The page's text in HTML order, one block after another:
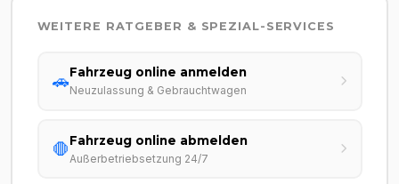
WEITERE RATGEBER & SPEZIAL-SERVICES
🚗Fahrzeug online anmelden
Neuzulassung & Gebrauchtwagen
🛑Fahrzeug online abmelden
Außerbetriebsetzung 24/7